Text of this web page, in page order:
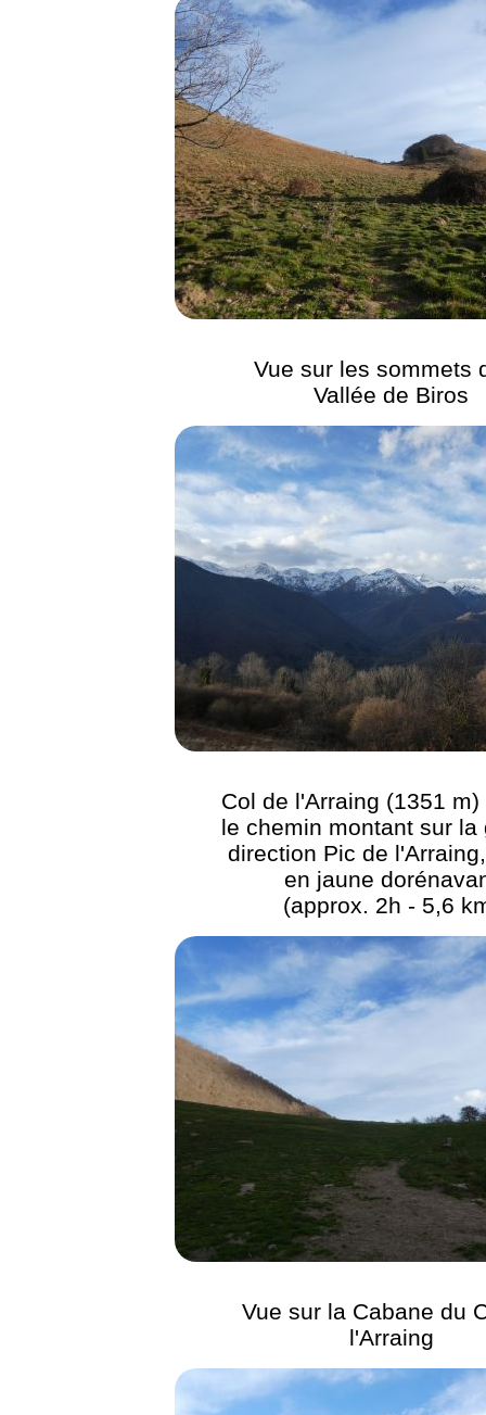
Vue sur les sommets
Vallée de Biros
Col de l'Arraing (1351
le chemin montant sur la
direction Pic de
en jaune
(approx. 2h - 5,6
Vue sur la Cabane du
l'Arraing